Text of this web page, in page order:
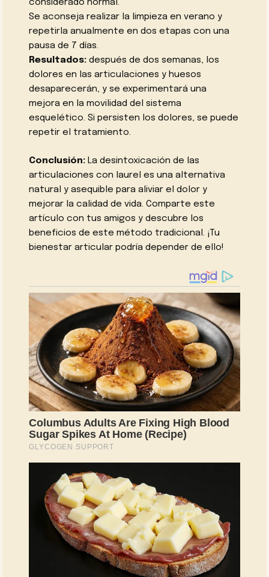
considerado normal.
Se aconseja realizar la limpieza en verano y
repetirla anualmente en dos etapas con una
pausa de 7 días.
Resultados: después de dos semanas, los
dolores en las articulaciones y huesos
desaparecerán, y se experimentará una
mejora en la movilidad del sistema
esquelético. Si persisten los dolores, se puede
repetir el tratamiento.
Conclusión: La desintoxicación de las
articulaciones con laurel es una alternativa
natural y asequible para aliviar el dolor y
mejorar la calidad de vida. Comparte este
artículo con tus amigos y descubre los
beneficios de este método tradicional. ¡Tu
bienestar articular podría depender de ello!